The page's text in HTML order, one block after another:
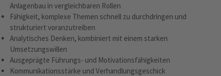
Anlagenbau in vergleichbaren Rollen
Fähigkeit, komplexe Themen schnell zu durchdringen und
strukturiert voranzutreiben
Analytisches Denken, kombiniert mit einem starken
Umsetzungswillen
Ausgeprägte Führungs- und Motivationsfähigkeiten
Kommunikationsstärke und Verhandlungsgeschick